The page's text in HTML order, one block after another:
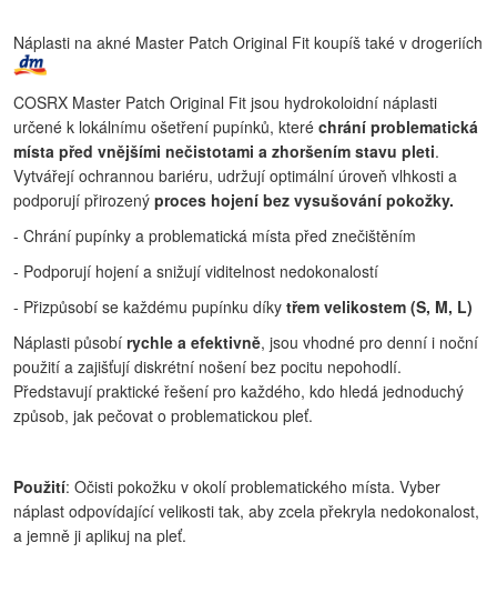
Náplasti na akné Master Patch Original Fit koupíš také v drogeriích
COSRX Master Patch Original Fit jsou hydrokoloidní náplasti
určené k lokálnímu ošetření pupínků, které chrání problematická
místa před vnějšími nečistotami a zhoršením stavu pleti.
Vytvářejí ochrannou bariéru, udržují optimální úroveň vlhkosti a
podporují přirozený proces hojení bez vysušování pokožky.
- Chrání pupínky a problematická místa před znečištěním
- Podporují hojení a snižují viditelnost nedokonalostí
- Přizpůsobí se každému pupínku díky třem velikostem (S, M, L)
Náplasti působí rychle a efektivně, jsou vhodné pro denní i noční
použití a zajišťují diskrétní nošení bez pocitu nepohodlí.
Představují praktické řešení pro každého, kdo hledá jednoduchý
způsob, jak pečovat o problematickou pleť.
Použití: Očisti pokožku v okolí problematického místa. Vyber
náplast odpovídající velikosti tak, aby zcela překryla nedokonalost,
a jemně ji aplikuj na pleť.